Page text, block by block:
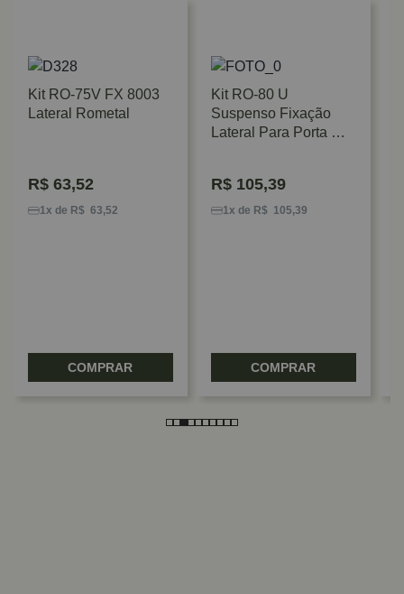
Kit RO-75V FX 8003
Lateral Rometal
R$ 63,52
1x de R$ 63,52
COMPRAR
Kit RO-80 U
Suspenso Fixação
Lateral Para Porta De
R$ 105,39
1x de R$ 105,39
COMPRAR